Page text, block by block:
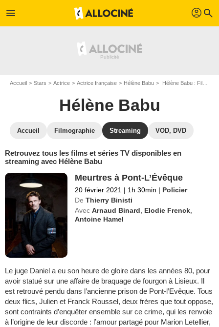
menu profil search
Accueil Stars Actrice Actrice française Hélène Babu Hélène Babu : Films et séries online
Hélène Babu
Accueil Filmographie Streaming VOD, DVD
Retrouvez tous les films et séries TV disponibles en
streaming avec Hélène Babu
Meurtres à Pont-L’Évêque
20 février 2021 | 1h 30min | Policier
De Thierry Binisti
Avec Arnaud Binard Elodie Frenck
Antoine Hamel
Le juge Daniel a eu son heure de gloire dans les années 80, pour
avoir statué sur une affaire de braquage de fourgon à Lisieux. Il
est retrouvé pendu dans l’ancienne prison de Pont-l’Evêque. Tous
deux flics, Julien et Franck Roussel, deux frères que tout oppose,
sont contraints d’enquêter ensemble sur ce crime, qui les renvoie
à l’origine de leur discorde : l’amour partagé pour Marion Letellier,